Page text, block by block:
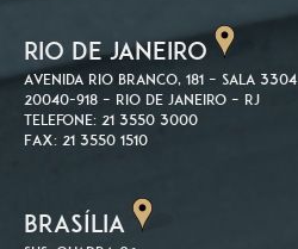
RIO DE JANEIRO
Avenida Rio Branco, 181 – Sala 3304
20040-918 – Rio de Janeiro – RJ
Telefone: 21 3550 3000
Fax: 21 3550 1510
BRASÍLIA